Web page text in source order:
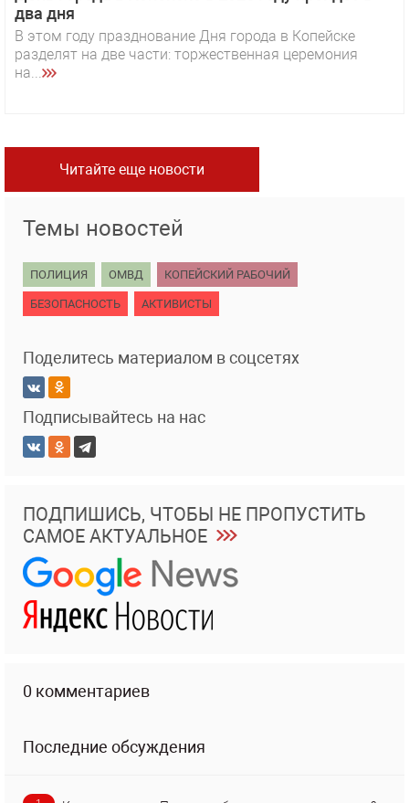
два дня
В этом году празднование Дня города в Копейске
разделят на две части: торжественная церемония
на...
Читайте еще новости
Темы новостей
ПОЛИЦИЯ ОМВД КОПЕЙСКИЙ РАБОЧИЙ
БЕЗОПАСНОСТЬ АКТИВИСТЫ
Поделитесь материалом в соцсетях
Подписывайтесь на нас
ПОДПИШИСЬ, ЧТОБЫ НЕ ПРОПУСТИТЬ
САМОЕ АКТУАЛЬНОЕ
0 комментариев
Последние обсуждения